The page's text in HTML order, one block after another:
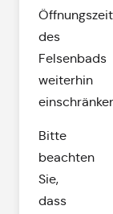
des
Felsenbads
weiterhin
Bitte
beachten
Sie,
dass